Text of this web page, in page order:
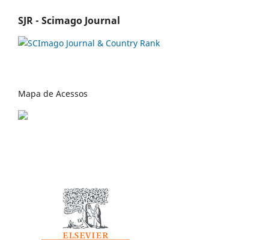
SJR - Scimago Journal
Mapa de Acessos